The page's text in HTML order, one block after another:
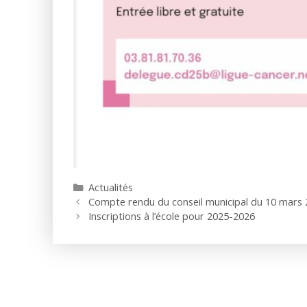
Catégories
Actualités
Compte rendu du conseil municipal du 10 mars
Inscriptions à l’école pour 2025-2026